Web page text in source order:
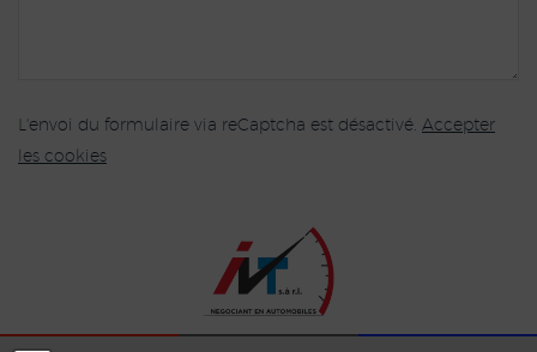
L'envoi du formulaire via reCaptcha est désactivé. Accepter
les cookies